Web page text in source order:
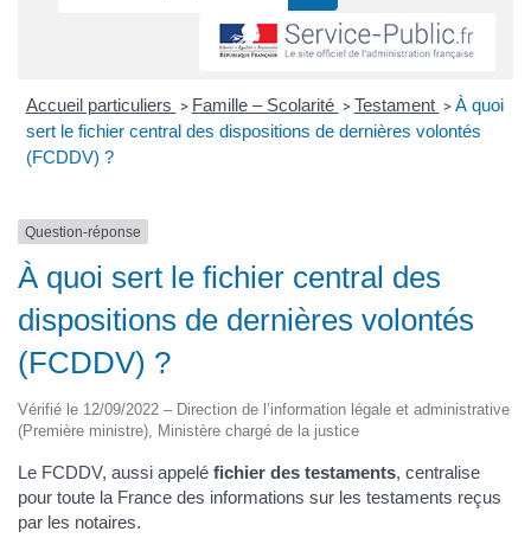
Accueil particuliers > Famille – Scolarité > Testament > À quoi
sert le fichier central des dispositions de dernières volontés
(FCDDV) ?
Question-réponse
À quoi sert le fichier central des
dispositions de dernières volontés
(FCDDV) ?
Vérifié le 12/09/2022 – Direction de l’information légale et administrative
(Première ministre), Ministère chargé de la justice
Le FCDDV, aussi appelé fichier des testaments, centralise
pour toute la France des informations sur les testaments reçus
par les notaires.